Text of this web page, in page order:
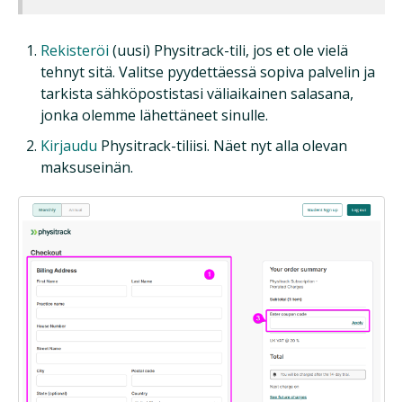
Rekisteröi (uusi) Physitrack-tili, jos et ole vielä
tehnyt sitä. Valitse pyydettäessä sopiva palvelin ja
tarkista sähköpostistasi väliaikainen salasana,
jonka olemme lähettäneet sinulle.
Kirjaudu Physitrack-tiliisi. Näet nyt alla olevan
maksuseinän.